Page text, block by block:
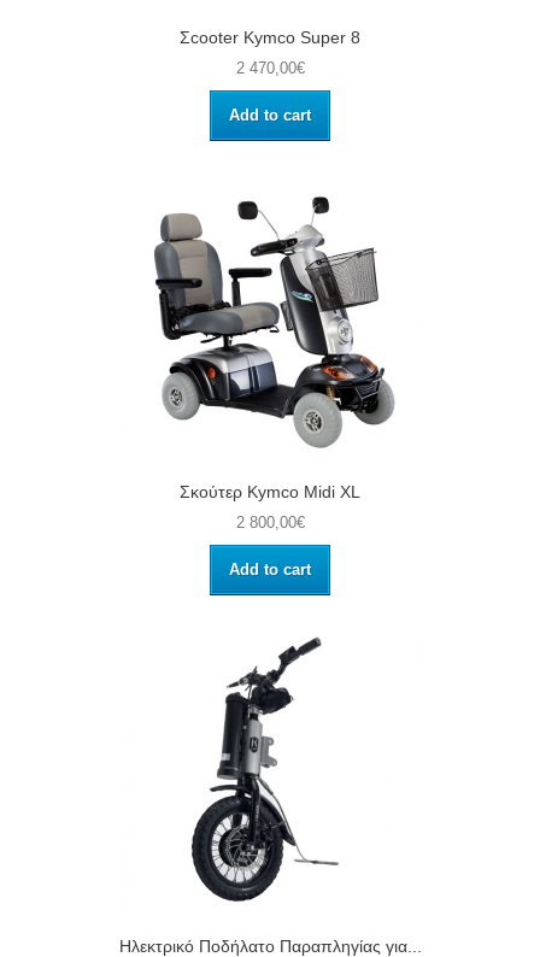
Σcooter Kymco Super 8
2 470,00€
Add to cart
Σκούτερ Kymco Midi XL
2 800,00€
Add to cart
Ηλεκτρικό Ποδήλατο Παραπληγίας για...